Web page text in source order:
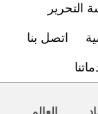
التحرير
اتصل بنا
العالم